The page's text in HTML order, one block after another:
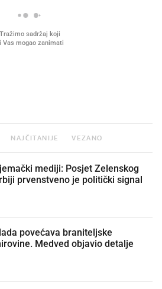
NAJČITANIJE VEZANO
mediji: Posjet Zelenskog
prvenstveno je politički signal
povećava braniteljske
Medved objavio detalje